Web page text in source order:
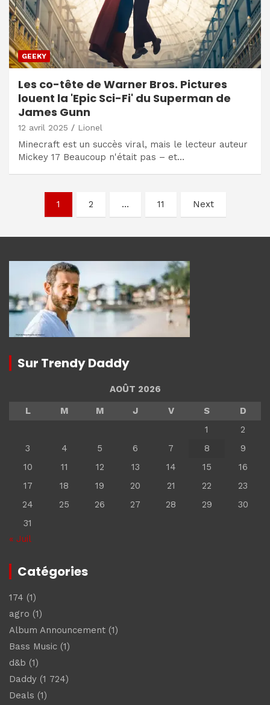
GEEKY
Les co-tête de Warner Bros. Pictures
louent la 'Epic Sci-Fi' du Superman de
James Gunn
12 avril 2025 Lionel
Minecraft est un succès viral, mais le lecteur auteur
Mickey 17 Beaucoup n'était pas – et…
Navigation
articles
1 2 … 11 Next
Sur Trendy Daddy
AOÛT 2026
L
M M J V S
D
1
2
3
4 5 6 7 8
9
10
11 12 13 14 15
16
17
18 19 20 21 22
23
24
25 26 27 28 29
30
31
« Juil
Catégories
174 (1)
agro (1)
Album Announcement (1)
Bass Music (1)
d&b (1)
Daddy (1 724)
Deals (1)